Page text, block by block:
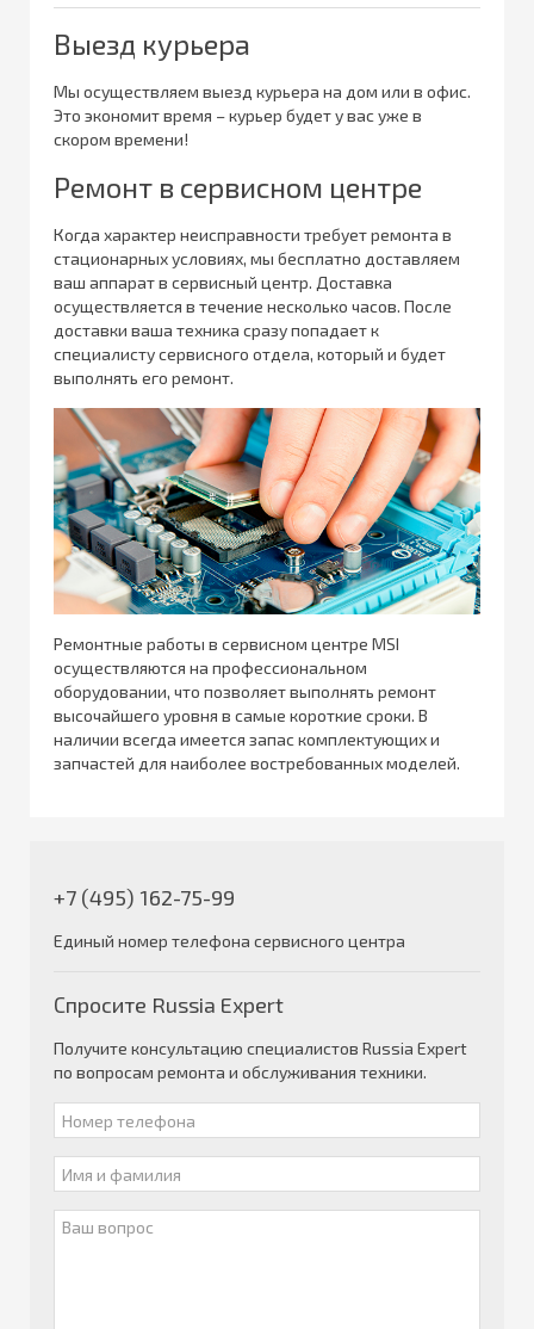
Выезд курьера
Мы осуществляем выезд курьера на дом или в офис.
Это экономит время – курьер будет у вас уже в
скором времени!
Ремонт в сервисном центре
Когда характер неисправности требует ремонта в
стационарных условиях, мы бесплатно доставляем
ваш аппарат в сервисный центр. Доставка
осуществляется в течение несколько часов. После
доставки ваша техника сразу попадает к
специалисту сервисного отдела, который и будет
выполнять его ремонт.
Ремонтные работы в сервисном центре MSI
осуществляются на профессиональном
оборудовании, что позволяет выполнять ремонт
высочайшего уровня в самые короткие сроки. В
наличии всегда имеется запас комплектующих и
запчастей для наиболее востребованных моделей.
+7 (495) 162-75-99
Единый номер телефона сервисного центра
Спросите Russia Expert
Получите консультацию специалистов Russia Expert
по вопросам ремонта и обслуживания техники.